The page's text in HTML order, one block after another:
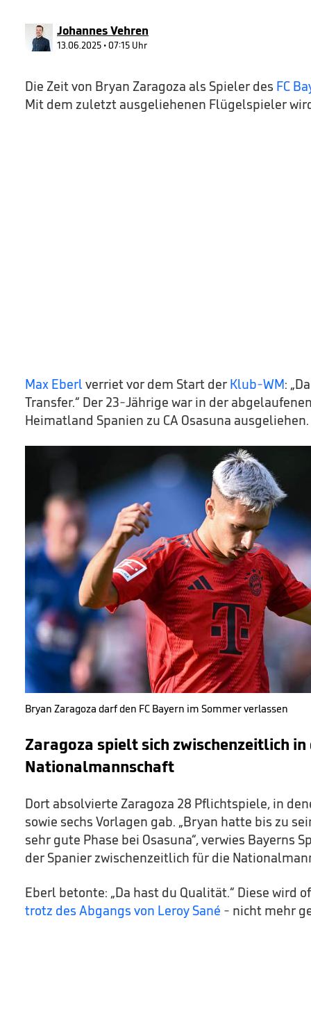
90%
Johannes Vehren
13.06.2025 • 07:15 Uhr
Die Zeit von Bryan Zaragoza als Spieler des FC
Mit dem zuletzt ausgeliehenen Flügelspieler
Max Eberlverriet vor dem Start der Klub-WM:
Transfer.“ Der 23-Jährige war in der
Heimatland Spanien zu CA Osasuna ausgeliehen.
Bryan Zaragoza darf den FC Bayern im Sommer verlassen
Zaragoza spielt sich zwischenzeitlich in
Nationalmannschaft
Dort absolvierte Zaragoza 28 Pflichtspiele, in
sowie sechs Vorlagen gab. „Bryan hatte bis zu
sehr gute Phase bei Osasuna“, verwies Bayerns
der Spanier zwischenzeitlich für die
Eberl betonte: „Da hast du Qualität.“ Diese wird
trotz des Abgangs von Leroy Sané - nicht mehr